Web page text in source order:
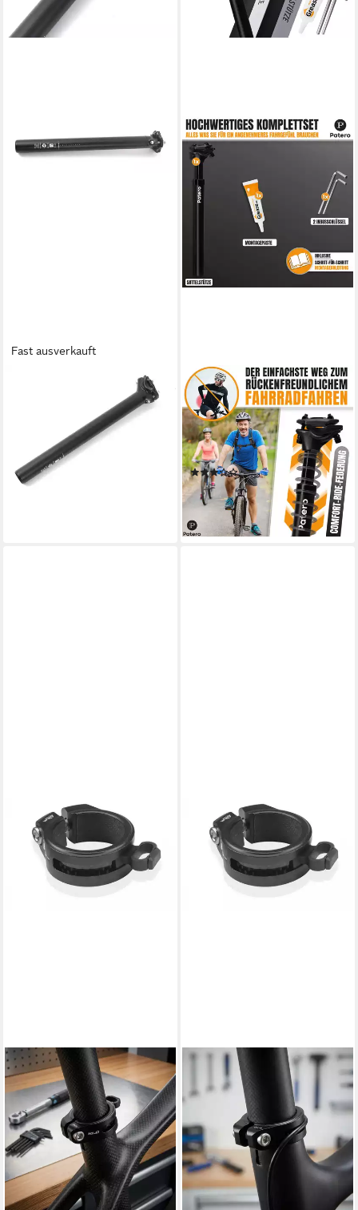
Fast ausverkauft
Patentsattelstange 31,6 mm x
350 mm – Aluminium,
verstellbar
14,95 €
lieferbar - in 2-3 Werktagen bei dir
PATERO
Sattelstütze gefederte
Sattelstütze, inkl.
Montagepaste, Werkzeug &
Anleitung
(2)
35,90 € UVP 51,29 €
-30%
lieferbar - in 2-3 Werktagen bei dir
XLC
Sattelstütze XLC All MTN
Sattelstützklemmring Ø
31,6mm, schwarz, für
Carbonrahmen
15,21 €
lieferbar - in 6-7 Werktagen bei dir
Sattelstütze XLC All MTN
Sattelstützklemmring Ø
34,9mm, schwarz, für
Carbonrahmen
ab 7,49 €
UVP 20,00 €
-63%
lieferbar - in 2-3 Werktagen bei dir